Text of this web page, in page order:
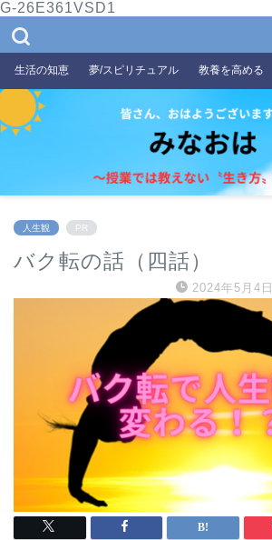
G-26E361VSD1
生活の知恵 夢/スピリチュアル 教養を高める
人生観 PR
バク転の話（四話）
2024年5月4日